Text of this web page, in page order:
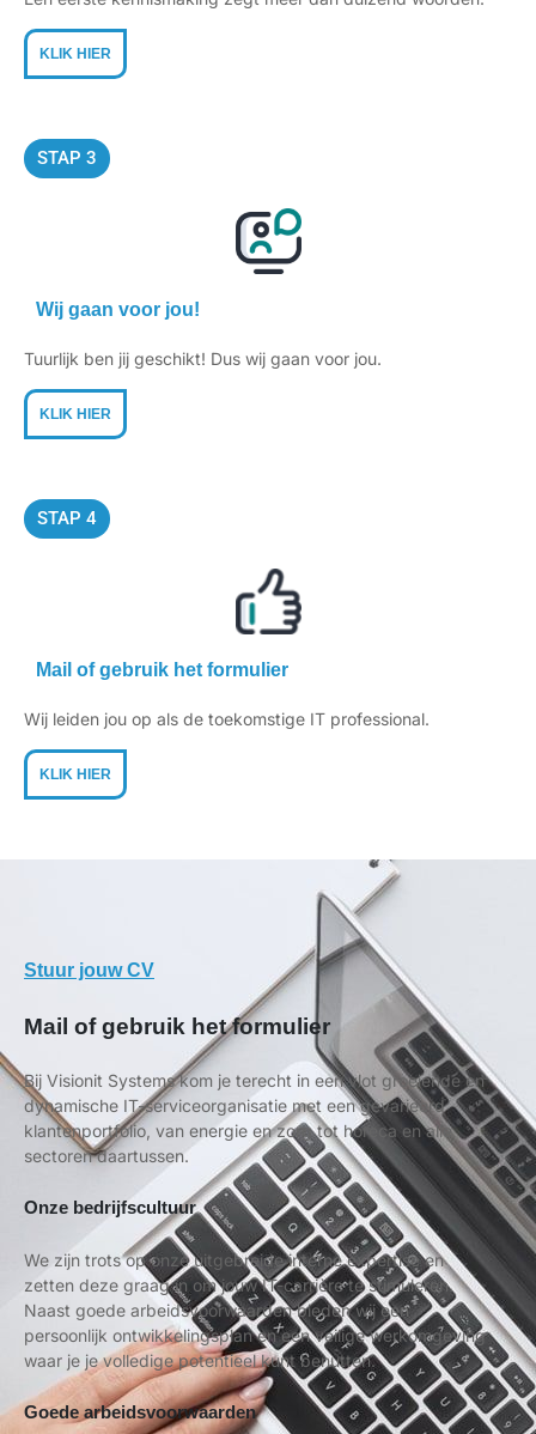
KLIK HIER
STAP 3
Wij gaan voor jou!
Tuurlijk ben jij geschikt! Dus wij gaan voor jou.
KLIK HIER
STAP 4
Mail of gebruik het formulier
Wij leiden jou op als de toekomstige IT professional.
KLIK HIER
Stuur jouw CV
Mail of gebruik het formulier
Bij Visionit Systems kom je terecht in een vlot groeiende en
dynamische IT-serviceorganisatie met een gevarieerd
klantenportfolio, van energie en zorg tot horeca en alle
sectoren daartussen.
Onze bedrijfscultuur
We zijn trots op onze uitgebreide interne expertise en
zetten deze graag in om jouw IT-carrière te stimuleren.
Naast goede arbeidsvoorwaarden bieden wij een
persoonlijk ontwikkelingsplan en een veilige werkomgeving
waar je je volledige potentieel kunt benutten.
Goede arbeidsvoorwaarden